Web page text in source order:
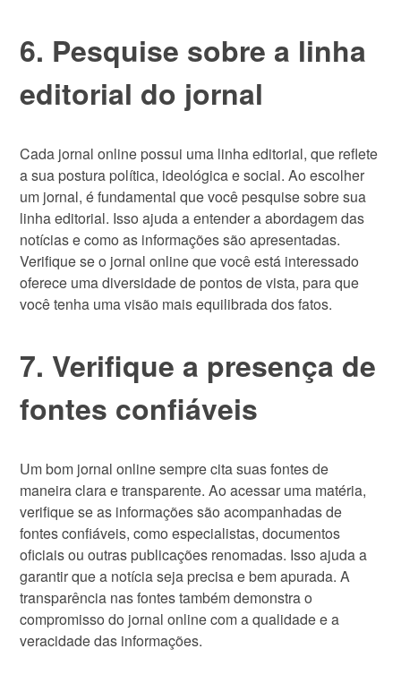
6. Pesquise sobre a linha
editorial do jornal
Cada jornal online possui uma linha editorial, que reflete
a sua postura política, ideológica e social. Ao escolher
um jornal, é fundamental que você pesquise sobre sua
linha editorial. Isso ajuda a entender a abordagem das
notícias e como as informações são apresentadas.
Verifique se o jornal online que você está interessado
oferece uma diversidade de pontos de vista, para que
você tenha uma visão mais equilibrada dos fatos.
7. Verifique a presença de
fontes confiáveis
Um bom jornal online sempre cita suas fontes de
maneira clara e transparente. Ao acessar uma matéria,
verifique se as informações são acompanhadas de
fontes confiáveis, como especialistas, documentos
oficiais ou outras publicações renomadas. Isso ajuda a
garantir que a notícia seja precisa e bem apurada. A
transparência nas fontes também demonstra o
compromisso do jornal online com a qualidade e a
veracidade das informações.